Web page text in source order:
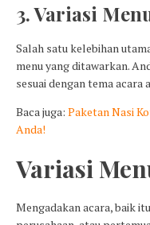
3. Variasi
Salah satu kelebihan
menu yang ditawarkan.
sesuai dengan tema acara
Baca juga: Paketan Nasi
Anda!
Variasi
Mengadakan acara, baik